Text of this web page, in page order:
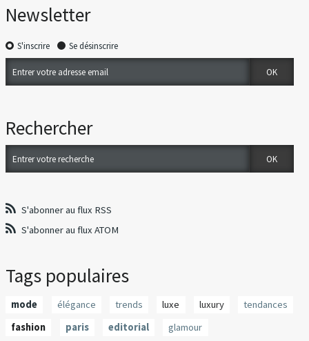
Newsletter
S'inscrire Se désinscrire
Rechercher
S'abonner au flux RSS
S'abonner au flux ATOM
Tags populaires
mode élégance trends luxe luxury
tendances
fashion
paris editorial glamour